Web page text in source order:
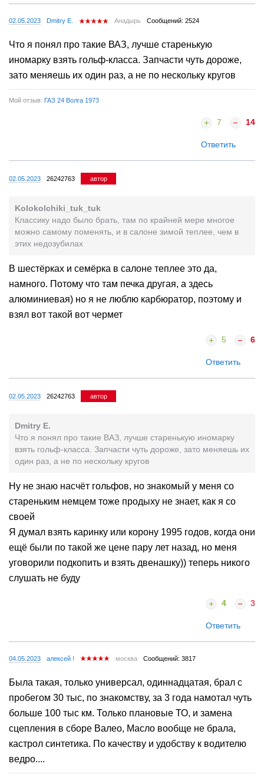
02.05.2023 Dmitry E. Анадырь Сообщений: 2524
Что я понял про такие ВАЗ, лучше старенькую
иномарку взять гольф-класса. Запчасти чуть дороже,
зато меняешь их один раз, а не по нескольку кругов
Мой отзыв: ГАЗ 24 Волга 1973
7 14
Ответить
02.05.2023 26242763 автор
Kolokolchiki_tuk_tuk
Классику надо было брать, там по крайней мере многое
можно самому поменять, и в салоне зимой теплее, чем в
этих недозубилах
В шестёрках и семёрка в салоне теплее это да,
намного. Потому что там печка другая, а здесь
алюминиевая) но я не люблю карбюратор, поэтому и
взял вот такой вот чермет
5 6
Ответить
02.05.2023 26242763 автор
Dmitry E.
Что я понял про такие ВАЗ, лучше старенькую иномарку
взять гольф-класса. Запчасти чуть дороже, зато меняешь их
один раз, а не по нескольку кругов
Ну не знаю насчёт гольфов, но знакомый у меня со
стареньким немцем тоже продыху не знает, как я со
своей
Я думал взять каринку или корону 1995 годов, когда они
ещё были по такой же цене пару лет назад, но меня
уговорили подкопить и взять двенашку)) теперь никого
слушать не буду
4 3
Ответить
04.05.2023 алексей ! москва Сообщений: 3817
Была такая, только универсал, одиннадцатая, брал с
пробегом 30 тыс, по знакомству, за 3 года намотал чуть
больше 100 тыс км. Только плановые ТО, и замена
сцепления в сборе Валео, Масло вообще не брала,
кастрол синтетика. По качеству и удобству к водителю
ведро....